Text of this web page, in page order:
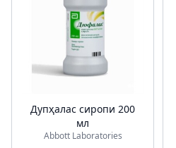
Дупҳалаc сиропи 200
мл
Abbott Laboratories